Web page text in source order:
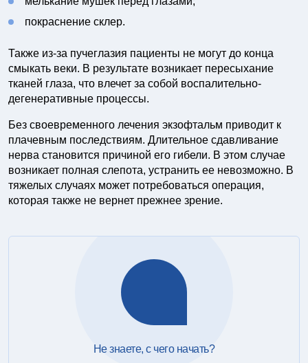
покраснение склер.
Также из-за пучеглазия пациенты не могут до конца
смыкать веки. В результате возникает пересыхание
тканей глаза, что влечет за собой воспалительно-
дегенеративные процессы.
Без своевременного лечения экзофтальм приводит к
плачевным последствиям. Длительное сдавливание
нерва становится причиной его гибели. В этом случае
возникает полная слепота, устранить ее невозможно. В
тяжелых случаях может потребоваться операция,
которая также не вернет прежнее зрение.
Не знаете, с чего начать?